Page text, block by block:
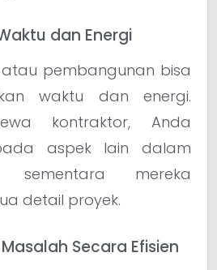
dan Energi
atau pembangunan bisa
waktu dan energi.
kontraktor, Anda
aspek lain dalam
mereka
detail proyek.
Secara Efisien